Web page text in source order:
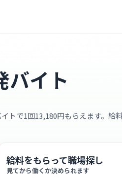
バイト
トで1回13,180円もらえます。給
給料をもらって職場探し
見てから働くか決められます